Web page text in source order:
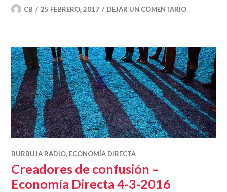
CB 25 FEBRERO, 2017 DEJAR UN COMENTARIO
BURBUJA RADIO, ECONOMÍA DIRECTA
Creadores de confusión –
Economía Directa 4-3-2016